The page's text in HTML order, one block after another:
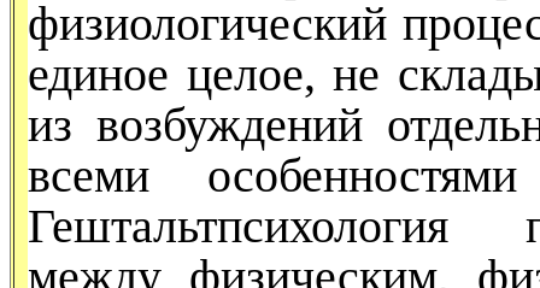
физио­логический
единое целое, не
из возбуж­дений
всеми
Гештальтпсихология
между физическим,